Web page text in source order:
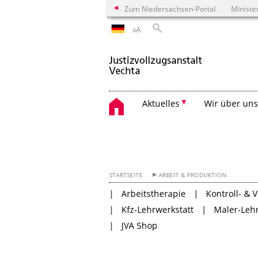
Zum Niedersachsen-Portal
AA
Aktuelles Wir über uns
STARTSEITE ARBEIT & PRODUKTION
Arbeitstherapie Kontroll- &
Kfz-Lehrwerkstatt
Maler-
JVA Shop